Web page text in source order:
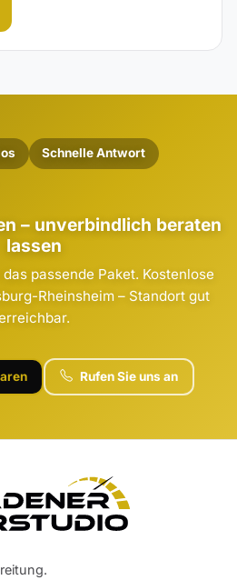
Schnelle Antwort
– unverbindlich beraten
lassen
passende Paket. Kostenlose
Rheinsheim – Standort gut
Rufen Sie uns an